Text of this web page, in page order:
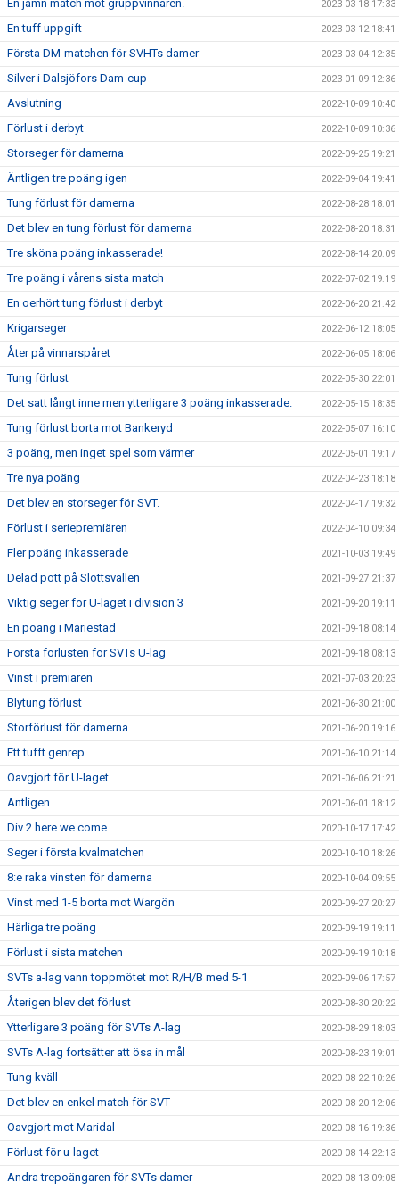
En jämn match mot gruppvinnaren. 2023-03-18 17:33
En tuff uppgift 2023-03-12 18:41
Första DM-matchen för SVHTs damer 2023-03-04 12:35
Silver i Dalsjöfors Dam-cup 2023-01-09 12:36
Avslutning 2022-10-09 10:40
Förlust i derbyt 2022-10-09 10:36
Storseger för damerna 2022-09-25 19:21
Äntligen tre poäng igen 2022-09-04 19:41
Tung förlust för damerna 2022-08-28 18:01
Det blev en tung förlust för damerna 2022-08-20 18:31
Tre sköna poäng inkasserade! 2022-08-14 20:09
Tre poäng i vårens sista match 2022-07-02 19:19
En oerhört tung förlust i derbyt 2022-06-20 21:42
Krigarseger 2022-06-12 18:05
Åter på vinnarspåret 2022-06-05 18:06
Tung förlust 2022-05-30 22:01
Det satt långt inne men ytterligare 3 poäng inkasserade. 2022-05-15 18:35
Tung förlust borta mot Bankeryd 2022-05-07 16:10
3 poäng, men inget spel som värmer 2022-05-01 19:17
Tre nya poäng 2022-04-23 18:18
Det blev en storseger för SVT. 2022-04-17 19:32
Förlust i seriepremiären 2022-04-10 09:34
Fler poäng inkasserade 2021-10-03 19:49
Delad pott på Slottsvallen 2021-09-27 21:37
Viktig seger för U-laget i division 3 2021-09-20 19:11
En poäng i Mariestad 2021-09-18 08:14
Första förlusten för SVTs U-lag 2021-09-18 08:13
Vinst i premiären 2021-07-03 20:23
Blytung förlust 2021-06-30 21:00
Storförlust för damerna 2021-06-20 19:16
Ett tufft genrep 2021-06-10 21:14
Oavgjort för U-laget 2021-06-06 21:21
Äntligen 2021-06-01 18:12
Div 2 here we come 2020-10-17 17:42
Seger i första kvalmatchen 2020-10-10 18:26
8:e raka vinsten för damerna 2020-10-04 09:55
Vinst med 1-5 borta mot Wargön 2020-09-27 20:27
Härliga tre poäng 2020-09-19 19:11
Förlust i sista matchen 2020-09-19 10:18
SVTs a-lag vann toppmötet mot R/H/B med 5-1 2020-09-06 17:57
Återigen blev det förlust 2020-08-30 20:22
Ytterligare 3 poäng för SVTs A-lag 2020-08-29 18:03
SVTs A-lag fortsätter att ösa in mål 2020-08-23 19:01
Tung kväll 2020-08-22 10:26
Det blev en enkel match för SVT 2020-08-20 12:06
Oavgjort mot Maridal 2020-08-16 19:36
Förlust för u-laget 2020-08-14 22:13
Andra trepoängaren för SVTs damer 2020-08-13 09:08